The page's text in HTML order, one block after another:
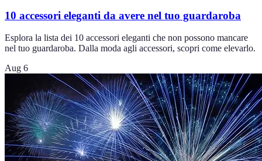
10 accessori eleganti da avere nel tuo guardaroba
Esplora la lista dei 10 accessori eleganti che non possono mancare
nel tuo guardaroba. Dalla moda agli accessori, scopri come elevarlo.
Aug 6